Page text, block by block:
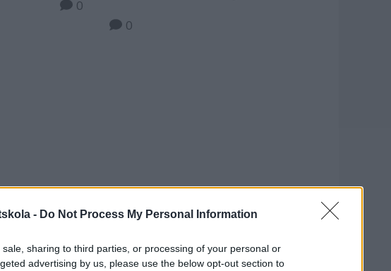
- Do Not Process My Personal Information
sharing to third parties, or processing of your personal or
advertising by us, please use the below opt-out section to
0
0